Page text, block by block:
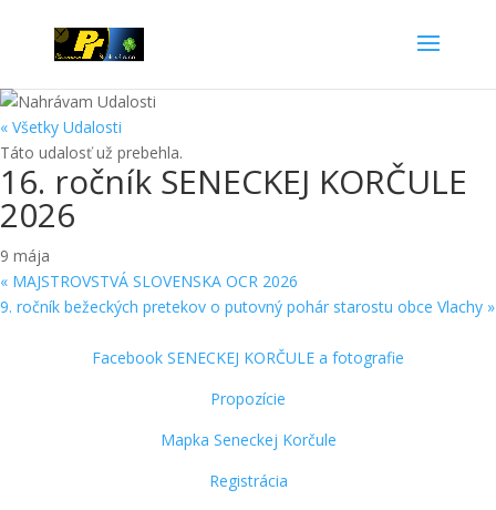
« Všetky Udalosti
Táto udalosť už prebehla.
16. ročník SENECKEJ KORČULE
2026
9 mája
« MAJSTROVSTVÁ SLOVENSKA OCR 2026
9. ročník bežeckých pretekov o putovný pohár starostu obce Vlachy »
Facebook SENECKEJ KORČULE a fotografie
Propozície
Mapka Seneckej Korčule
Registrácia